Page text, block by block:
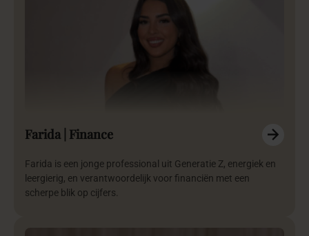
Farida | Finance
Farida is een jonge professional uit Generatie Z, energiek en
leergierig, en verantwoordelijk voor financiën met een
scherpe blik op cijfers.